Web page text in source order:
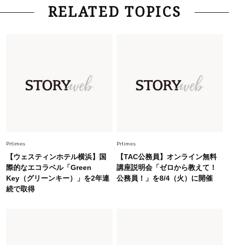
Lifestyle 2026.7.29
「お若いですね」は褒め言葉？“若い＝美しい”と
慣！「金運アップ→トイレ、じゃあ底上げ運
は？」
Fashion
中村ゆりさん「40代になり、やっと“仕事以外の
RELATED TOPICS
Prtimes
【ウェスティンホテル横浜】国
際的なエコラベル「Green
Key（グリーンキー）」を2年連
続で取得
Prtimes
【TAC公務員】オンライン無料
講座説明会「ゼロから教えて！
公務員！」を8/4（火）に開催